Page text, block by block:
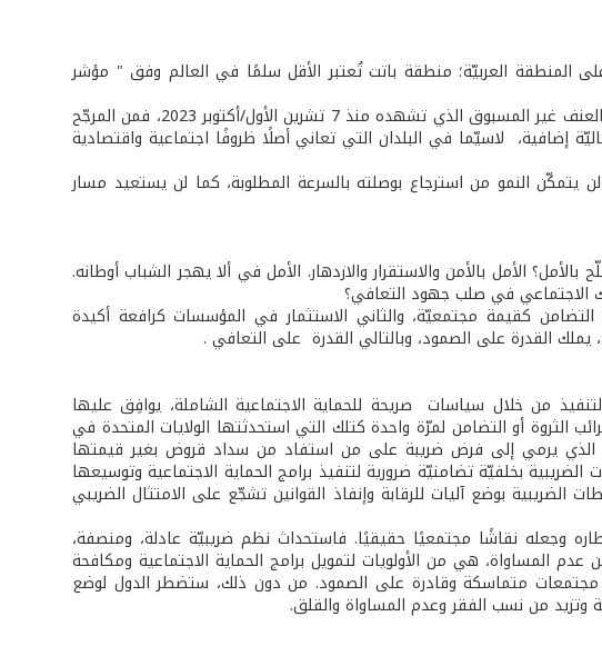
المنطقة العربيّة؛ منطقة باتت تُعتبر الأقل سلمًا في العالم وفق " مؤشر
وإذا ما توسع نطاق الحرب على غزّة وأصبحت أكثر فتكًا كما يتبيّن من العنف غير المسبوق الذي تشهده منذ 7 تشرين الأول/أكتوبر 2023، فمن المرجّح
إضافية، لاسيّما في البلدان التي تعاني أصلًا ظروفًا اجتماعية واقتصادية
النمو من استرجاع بوصلته بالسرعة المطلوبة، كما لن يستعيد مسار
الأمل بالأمن والاستقرار والازدهار. الأمل في ألا يهجر الشباب أوطانه.
الاجتماعي في صلب جهود التعافي؟
كقيمة مجتمعيّة، والثاني الاستثمار في المؤسسات كرافعة أكيدة
يملك القدرة على الصمود، وبالتالي القدرة على التعافي .
من خلال سياسات صريحة للحماية الاجتماعية الشاملة، يوافِق عليها
الثروة أو التضامن لمرّة واحدة كتلك التي استحدثتها الولايات المتحدة في
الذي يرمي إلى فرض ضريبة على من استفاد من سداد قروض بغير قيمتها
الأزمة الماليّة في لبنان أواخر العام 2019. الإصلاحات الضريبية بخلفيّة تضامنيّة ضرورية لتنفيذ برامج الحماية الاجتماعية وتوسيعها
الضريبية بوضع آليات للرقابة وإنفاذ القوانين تشجّع على الامتثال الضريبي
وجعله نقاشًا مجتمعيًا حقيقيًا. فاستحداث نظم ضريبيّة عادلة، ومنصفة،
المساواة، هي من الأولويات لتمويل برامج الحماية الاجتماعية ومكافحة
مجتمعات متماسكة وقادرة على الصمود. من دون ذلك، ستضطر الدول لوضع
وتزيد من نسب الفقر وعدم المساواة والقلق.